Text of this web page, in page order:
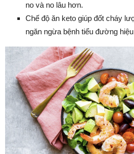
no và no lâu hơn.
Chế độ ăn keto giúp đốt cháy
ngăn ngừa bệnh tiểu đường